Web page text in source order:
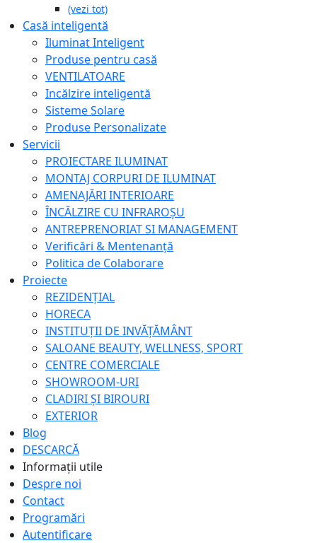
(vezi tot)
Casă inteligentă
Iluminat Inteligent
Produse pentru casă
VENTILATOARE
Incălzire inteligentă
Sisteme Solare
Produse Personalizate
Servicii
PROIECTARE ILUMINAT
MONTAJ CORPURI DE ILUMINAT
AMENAJĂRI INTERIOARE
ÎNCĂLZIRE CU INFRAROȘU
ANTREPRENORIAT SI MANAGEMENT
Verificări & Mentenanță
Politica de Colaborare
Proiecte
REZIDENȚIAL
HORECA
INSTITUȚII DE INVĂȚĂMÂNT
SALOANE BEAUTY, WELLNESS, SPORT
CENTRE COMERCIALE
SHOWROOM-URI
CLADIRI ȘI BIROURI
EXTERIOR
Blog
DESCARCĂ
Informații utile
Despre noi
Contact
Programări
Autentificare